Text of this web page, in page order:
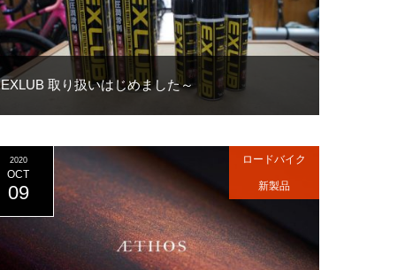
EXLUB 取り扱いはじめました～
2020
OCT
09
ロードバイク
新製品